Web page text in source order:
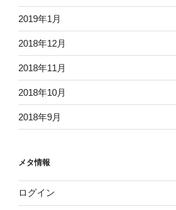
2019年1月
2018年12月
2018年11月
2018年10月
2018年9月
メタ情報
ログイン